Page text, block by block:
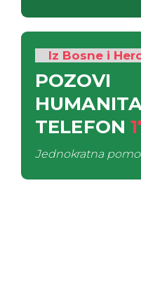
Iz Bosne i
POZOVI
TELEFON
Jednokratna